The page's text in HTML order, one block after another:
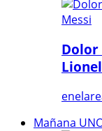
Dolor
Mañana